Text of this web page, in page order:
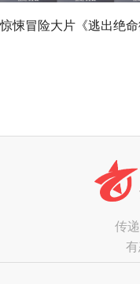
惊悚冒险大片《逃出绝命
传